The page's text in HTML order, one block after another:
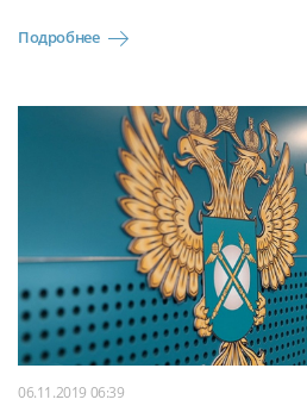
Подробнее
06.11.2019 06:39